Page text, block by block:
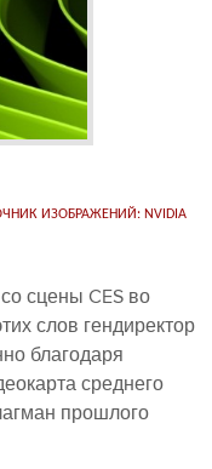
ИЗОБРАЖЕНИЙ: NVIDIA
сцены CES во
слов гендиректор
благодаря
среднего
прошлого